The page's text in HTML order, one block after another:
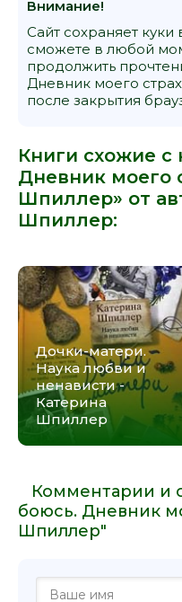
Внимание!
Сайт сохраняет
сможете в любой
продолжить
Дневник моего
после закрытия
Книги схожие с
Дневник моего
Шпиллер» от
Шпиллер:
Дочки-матери.
Наука любви и
ненависти -
Катерина
Шпиллер
Комментарии и
боюсь. Дневник
Шпиллер"